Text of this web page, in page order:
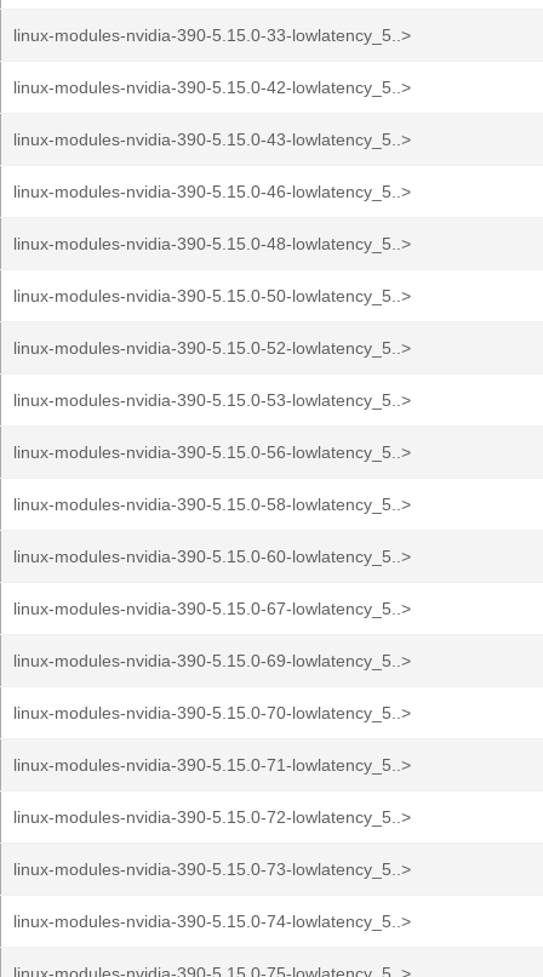
linux-modules-nvidia-390-5.15.0-33-lowlatency_5..>
linux-modules-nvidia-390-5.15.0-42-lowlatency_5..>
linux-modules-nvidia-390-5.15.0-43-lowlatency_5..>
linux-modules-nvidia-390-5.15.0-46-lowlatency_5..>
linux-modules-nvidia-390-5.15.0-48-lowlatency_5..>
linux-modules-nvidia-390-5.15.0-50-lowlatency_5..>
linux-modules-nvidia-390-5.15.0-52-lowlatency_5..>
linux-modules-nvidia-390-5.15.0-53-lowlatency_5..>
linux-modules-nvidia-390-5.15.0-56-lowlatency_5..>
linux-modules-nvidia-390-5.15.0-58-lowlatency_5..>
linux-modules-nvidia-390-5.15.0-60-lowlatency_5..>
linux-modules-nvidia-390-5.15.0-67-lowlatency_5..>
linux-modules-nvidia-390-5.15.0-69-lowlatency_5..>
linux-modules-nvidia-390-5.15.0-70-lowlatency_5..>
linux-modules-nvidia-390-5.15.0-71-lowlatency_5..>
linux-modules-nvidia-390-5.15.0-72-lowlatency_5..>
linux-modules-nvidia-390-5.15.0-73-lowlatency_5..>
linux-modules-nvidia-390-5.15.0-74-lowlatency_5..>